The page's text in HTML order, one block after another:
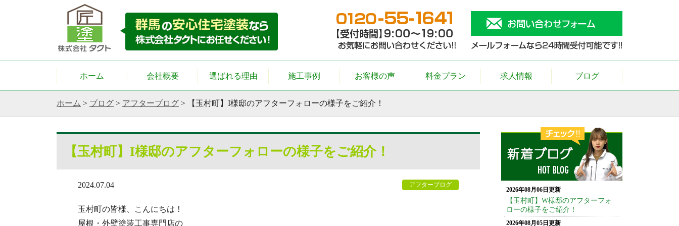
ホーム 会社概要 選ばれる理由 施工事例 お客様の声 料金プラン 求人情報 ブログ
ホーム > ブログ > アフターブログ > 【玉村町】I様邸のアフターフォローの様子をご紹介！
【玉村町】I様邸のアフターフォローの様子をご紹介！
2024.07.04 アフターブログ
玉村町の皆様、こんにちは！
屋根・外壁塗装工事専門店の
2026年08月06日更新
【玉村町】W様邸のアフターフォ
ローの様子をご紹介！
2026年08月05日更新